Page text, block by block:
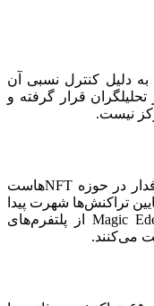
دلیل کنترل نسبی آن
قرار گرفته و
نیست.
سولانا یکی از بلاک‌چین‌های جدید و پرطرفدار در حوزه NFTهاست
تراکنش‌ها شهرت پیدا
کرده است. بازارهایی مانند Solsea و Magic Eden از پلتفرم‌های
می‌کنند.